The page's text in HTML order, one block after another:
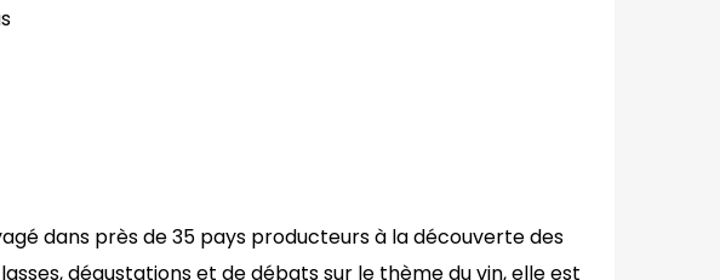
dans près de 35 pays producteurs à la découverte des
dégustations et de débats sur le thème du vin, elle est